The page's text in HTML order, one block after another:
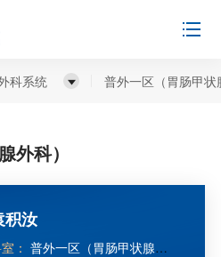
科系统 普外一区（胃肠甲状
外科）
积汝
：普外一区（胃肠甲状腺外